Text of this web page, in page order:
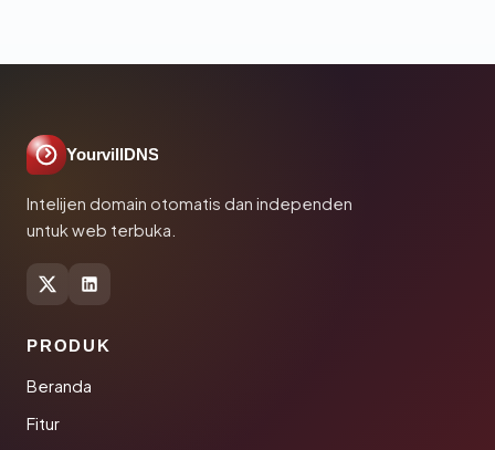
YourvillDNS
Intelijen domain otomatis dan independen
untuk web terbuka.
PRODUK
Beranda
Fitur